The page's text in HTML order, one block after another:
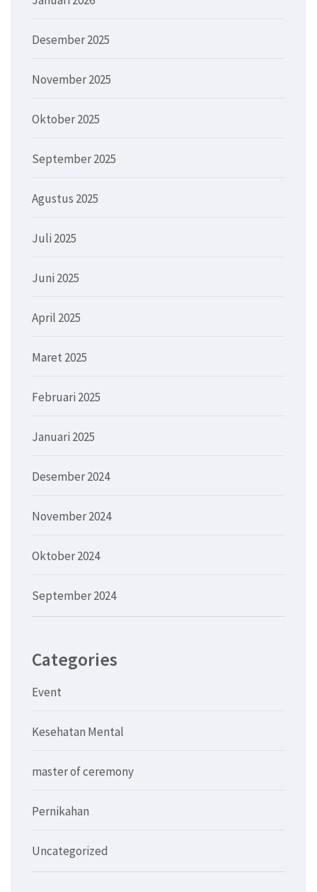
Desember 2025
November 2025
Oktober 2025
September 2025
Agustus 2025
Juli 2025
Juni 2025
April 2025
Maret 2025
Februari 2025
Januari 2025
Desember 2024
November 2024
Oktober 2024
September 2024
Categories
Event
Kesehatan Mental
master of ceremony
Pernikahan
Uncategorized